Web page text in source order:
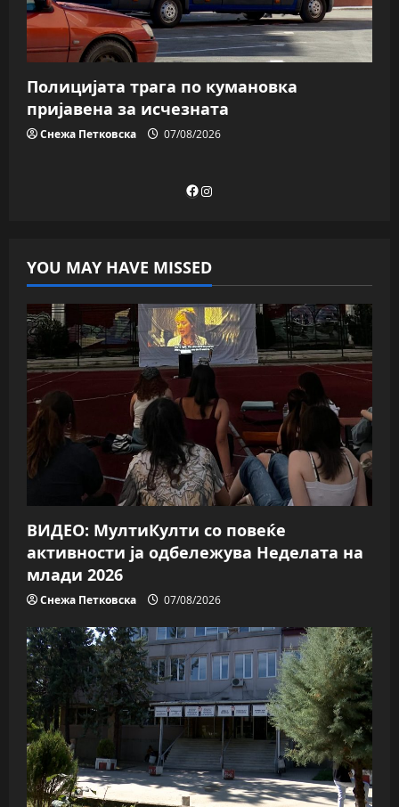
Полицијата трага пo кумановка
пријавена за исчезната
Снежа Петковска 07/08/2026
Facebook
Instagram
YOU MAY HAVE MISSED
ВИДЕО: МултиКулти со повеќе
активности ја одбележува Неделата на
млади 2026
Снежа Петковска 07/08/2026